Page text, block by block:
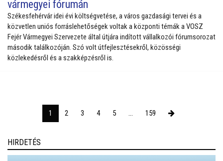
vármegyei fórumán
Székesfehérvár idei évi költségvetése, a város gazdasági tervei és a
közvetlen uniós forráslehetőségek voltak a központi témák a VOSZ
Fejér Vármegyei Szervezete által útjára indított vállalkozói fórumsorozat
második találkozóján. Szó volt útfejlesztésekről, közösségi
közlekedésről és a szakképzésről is.
1 2 3 4 5 ... 159
HIRDETÉS